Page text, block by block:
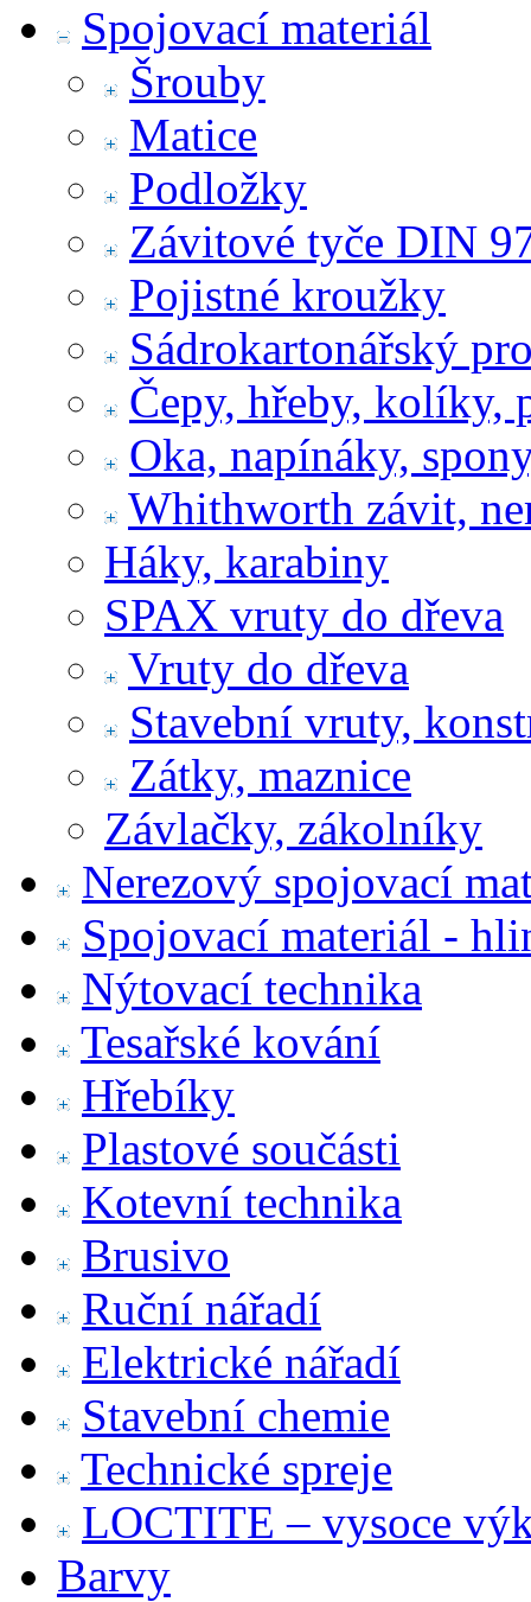
Spojovací materiál
Šrouby
Matice
Podložky
Závitové tyče DIN
Pojistné kroužky
Sádrokartonářský
Čepy, hřeby, kolíky,
Oka, napínáky,
Whithworth závit,
Háky, karabiny
SPAX vruty do dřeva
Vruty do dřeva
Stavební vruty,
Zátky, maznice
Závlačky, zákolníky
Nerezový spojovací
Spojovací materiál -
Nýtovací technika
Tesařské kování
Hřebíky
Plastové součásti
Kotevní technika
Brusivo
Ruční nářadí
Elektrické nářadí
Stavební chemie
Technické spreje
LOCTITE – vysoce
Barvy